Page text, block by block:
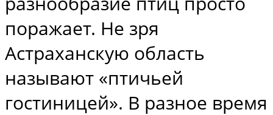
поражает. Не зря
Астраханскую область
называют «птичьей
гостиницей». В разное время